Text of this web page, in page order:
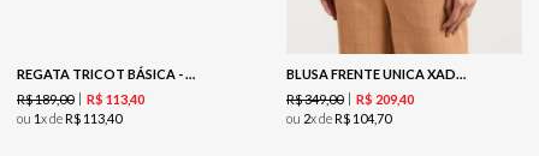
REGATA TRICOT BÁSICA - BEGE ESCURO
R$189,00 R$ 11340
ou 1x deR$ 11340
BLUSA FRENTE UNICA XADREZ - MALTE
R$349,00 R$ 20940
ou 2x deR$ 10470